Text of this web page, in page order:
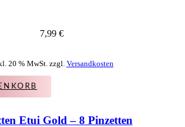
7,99 €
20 % MwSt. zzgl. Versandkosten
Etui Gold – 8 Pinzetten